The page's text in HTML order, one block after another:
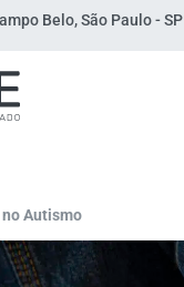
Belo, São Paulo - SP
Autismo